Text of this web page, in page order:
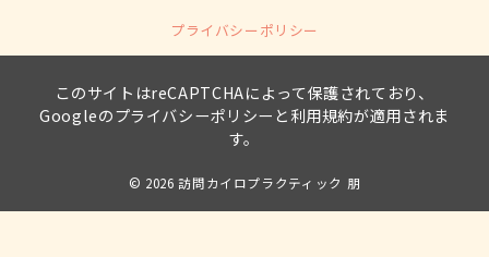
プライバシーポリシー
このサイトはreCAPTCHAによって保護されており、
Googleのプライバシーポリシー と利用規約が適用されま
す。
© 2026訪問カイロプラクティック 朋